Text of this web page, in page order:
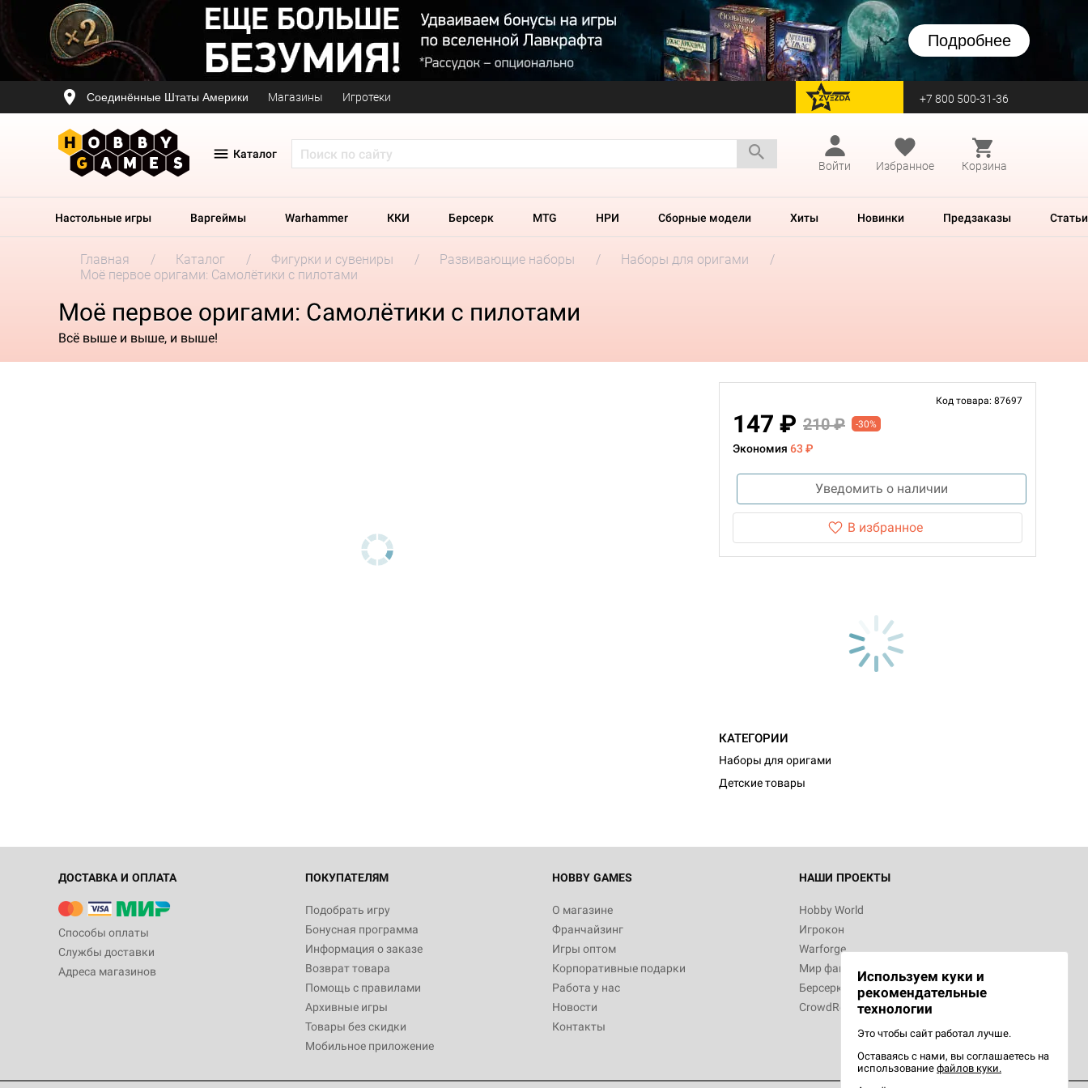
Подробнее
Соединённые Штаты Америки Магазины Игротеки перейти на Zvezda +7 800 500-31-36
Каталог
Войти
Избранное Корзина
Настольные игры Варгеймы Warhammer ККИ Берсерк MTG НРИ Сборные модели Хиты Новинки Предзаказы Статьи
Главная Каталог Фигурки и сувениры Развивающие наборы
Наборы для оригами
Моё первое оригами: Самолётики с пилотами
Моё первое оригами: Самолётики с пилотами
Всё выше и выше, и выше!
Код товара: 87697
147 ₽ 210 ₽ -30%
Экономия 63 ₽
Уведомить о наличии
В избранное
КАТЕГОРИИ
Наборы для оригами
Детские товары
ДОСТАВКА И ОПЛАТА
Способы оплаты
Службы доставки
Адреса магазинов
ПОКУПАТЕЛЯМ
Подобрать игру
Бонусная программа
Информация о заказе
Возврат товара
Помощь с правилами
Архивные игры
Товары без скидки
Мобильное приложение
HOBBY GAMES
О магазине
Франчайзинг
Игры оптом
Корпоративные подарки
Работа у нас
Новости
Контакты
НАШИ ПРОЕКТЫ
Hobby World
Игрокон
Warforge
Мир фантастики
Берсерк
CrowdRepublic
Используем куки и
рекомендательные
технологии
Это чтобы сайт работал лучше.
Оставаясь с нами, вы соглашаетесь на
использование файлов куки.